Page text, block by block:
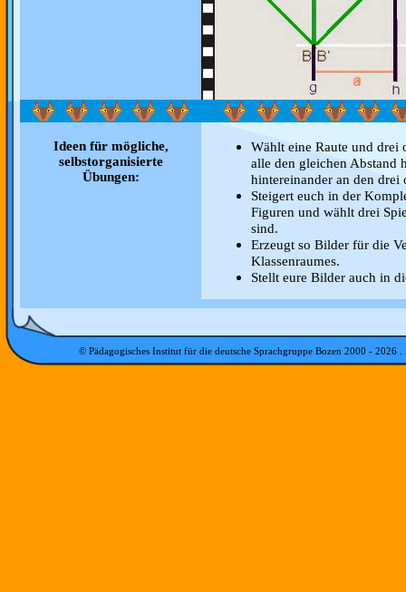
Ideen für mögliche,
selbstorganisierte
Übungen:
Wählt eine Raute und drei
alle den gleichen Abstand
hintereinander an den drei
Steigert euch in der
Figuren und wählt drei
sind.
Erzeugt so Bilder für die
Klassenraumes.
Stellt eure Bilder auch in
© Pädagogisches Institut für die deutsche Sprachgruppe Bozen 2000 - 2026